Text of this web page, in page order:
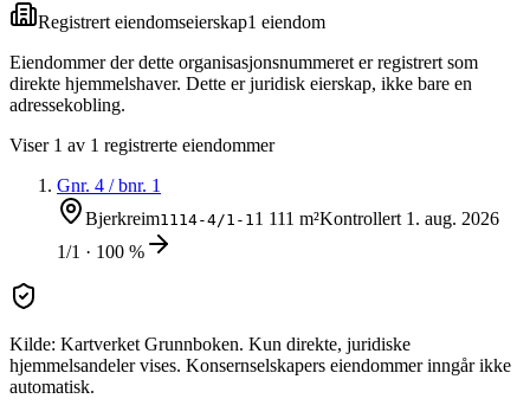
Registrert eiendomseierskap1 eiendom
Eiendommer der dette organisasjonsnummeret er registrert som
direkte hjemmelshaver. Dette er juridisk eierskap, ikke bare en
adressekobling.
Viser 1 av 1 registrerte eiendommer
Gnr. 4 / bnr. 1
Bjerkreim1114-4/1-1 1 111 m²Kontrollert 1. aug. 2026
1/1 · 100 %
Kilde: Kartverket Grunnboken. Kun direkte, juridiske
hjemmelsandeler vises. Konsernselskapers eiendommer inngår ikke
automatisk.